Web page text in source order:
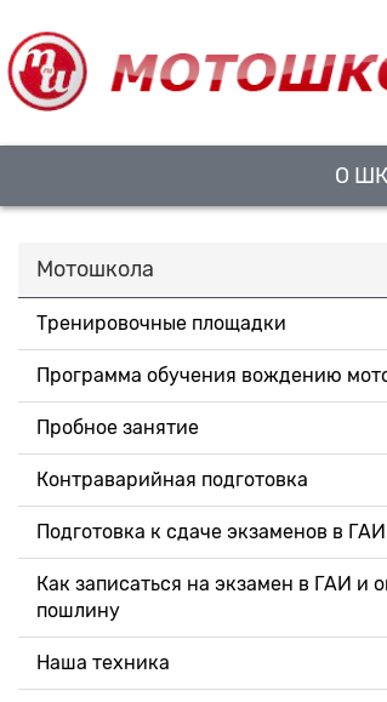
О
Мотошкола
Тренировочные площадки
Программа обучения вождению
Пробное занятие
Контраварийная подготовка
Подготовка к сдаче экзаменов в ГАИ
Как записаться на экзамен в ГАИ и
пошлину
Наша техника